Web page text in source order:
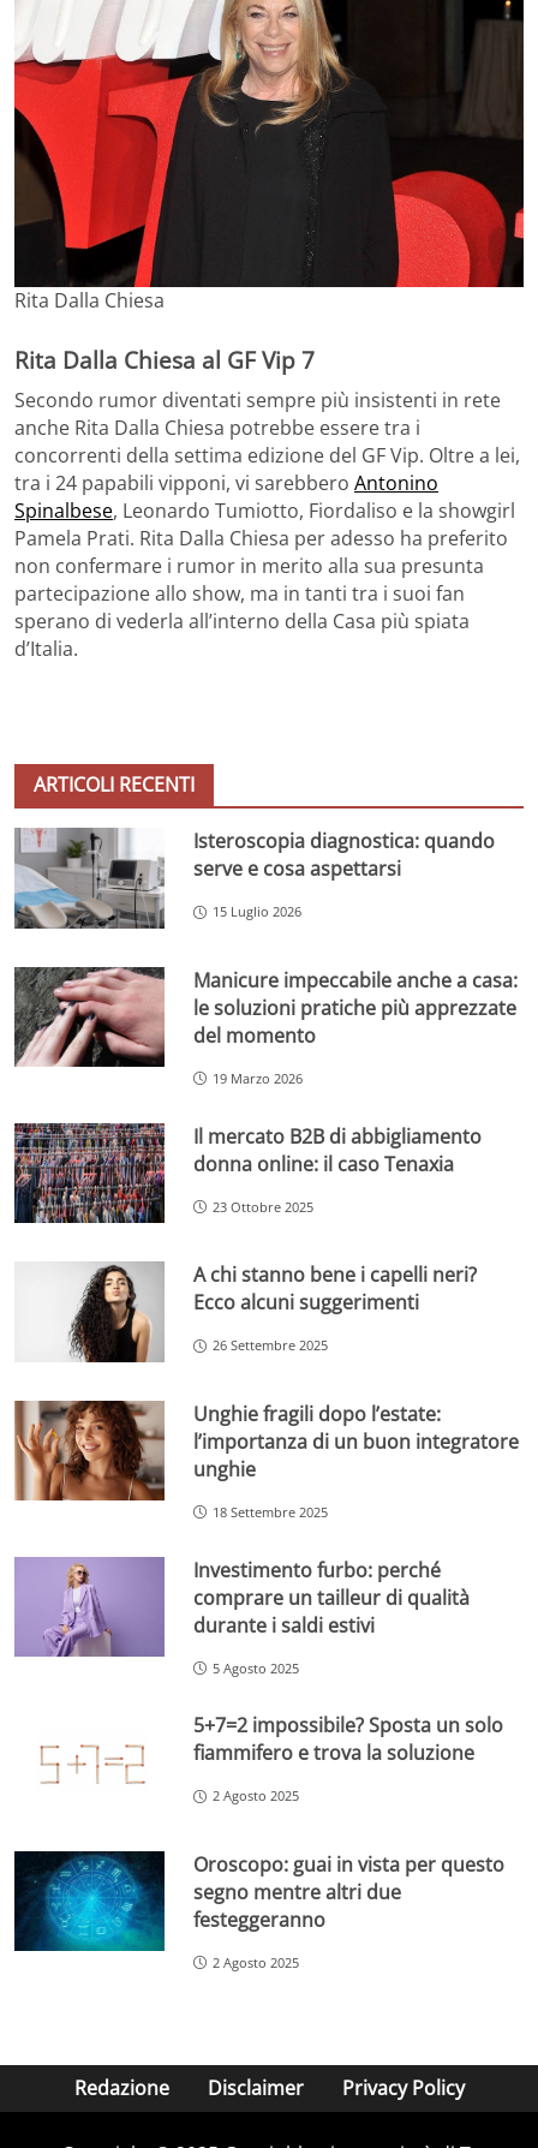
Rita Dalla Chiesa
Rita Dalla Chiesa al GF Vip 7
Secondo rumor diventati sempre più insistenti in rete
anche Rita Dalla Chiesa potrebbe essere tra i
concorrenti della settima edizione del GF Vip. Oltre a lei,
tra i 24 papabili vipponi, vi sarebbero Antonino
Spinalbese, Leonardo Tumiotto, Fiordaliso e la showgirl
Pamela Prati. Rita Dalla Chiesa per adesso ha preferito
non confermare i rumor in merito alla sua presunta
partecipazione allo show, ma in tanti tra i suoi fan
sperano di vederla all’interno della Casa più spiata
d’Italia.
ARTICOLI RECENTI
Isteroscopia diagnostica: quando
serve e cosa aspettarsi
15 Luglio 2026
Manicure impeccabile anche a casa:
le soluzioni pratiche più apprezzate
del momento
19 Marzo 2026
Il mercato B2B di abbigliamento
donna online: il caso Tenaxia
23 Ottobre 2025
A chi stanno bene i capelli neri?
Ecco alcuni suggerimenti
26 Settembre 2025
Unghie fragili dopo l’estate:
l’importanza di un buon integratore
unghie
18 Settembre 2025
Investimento furbo: perché
comprare un tailleur di qualità
durante i saldi estivi
5 Agosto 2025
5+7=2 impossibile? Sposta un solo
fiammifero e trova la soluzione
2 Agosto 2025
Oroscopo: guai in vista per questo
segno mentre altri due
festeggeranno
2 Agosto 2025
Redazione Disclaimer Privacy Policy